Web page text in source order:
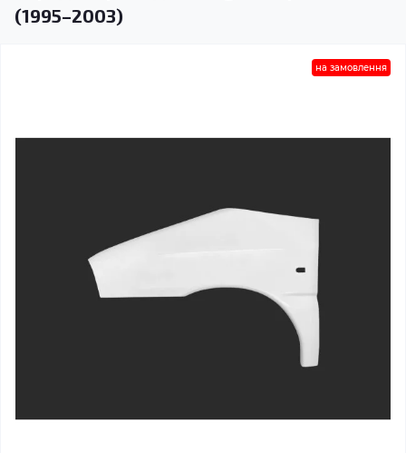
(1995–2003)
на замовлення